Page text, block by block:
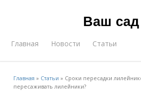
Ваш сад
Главная Новости Статьи
Главная » Статьи » Сроки пересадки
пересаживать лилейники?